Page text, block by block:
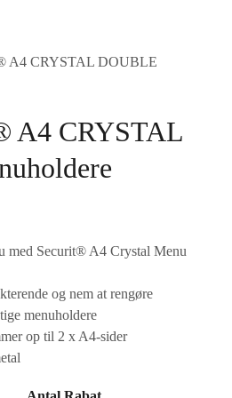
A4 CRYSTAL DOUBLE
A4 CRYSTAL
med Securit® A4 Crystal Menu
og nem at rengøre
menuholdere
op til 2 x A4-sider